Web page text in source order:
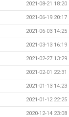
2021-08-21 18:20
2021-06-19 20:17
2021-06-03 14:25
2021-03-13 16:19
2021-02-27 13:29
2021-02-01 22:31
2021-01-13 14:23
2021-01-12 22:25
2020-12-14 23:08